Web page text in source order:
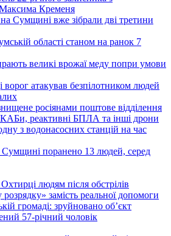
Кременя
Сумщині вже зібрали дві третини
області станом на ранок 7
великі врожаї меду попри умови
ворог атакував безпілотником людей
росіянами поштове відділення
реактивні БПЛА та інші дрони
з водонасосних станцій на час
Сумщині поранено 13 людей, серед
людям після обстрілів
замість реальної допомоги
громаді: зруйновано об’єкт
57-річний чоловік